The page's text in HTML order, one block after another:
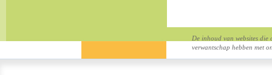
De inhoud van websites die
verwantschap hebben met